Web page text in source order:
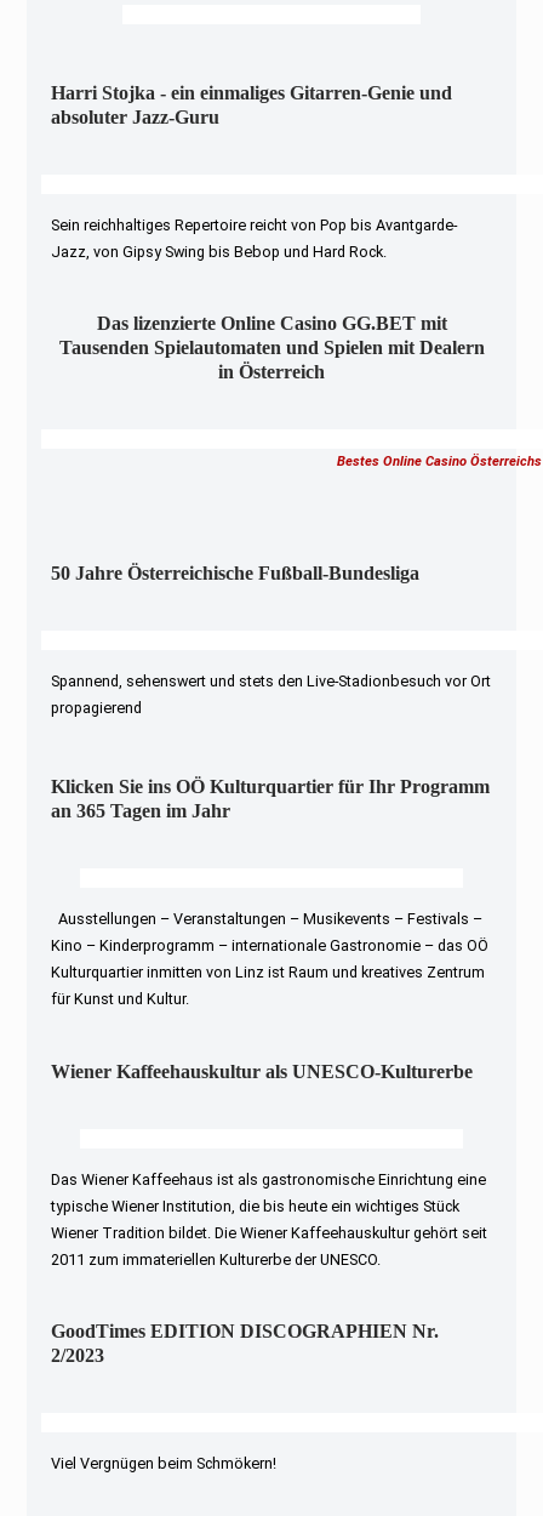
Harri Stojka - ein einmaliges Gitarren-Genie und
absoluter Jazz-Guru
Sein reichhaltiges Repertoire reicht von Pop bis Avantgarde-
Jazz, von Gipsy Swing bis Bebop und Hard Rock.
Das lizenzierte Online Casino GG.BET mit
Tausenden Spielautomaten und Spielen mit Dealern
in Österreich
Bestes Online Casino Österreichs
50 Jahre Österreichische Fußball-Bundesliga
Spannend, sehenswert und stets den Live-Stadionbesuch vor Ort
propagierend
Klicken Sie ins OÖ Kulturquartier für Ihr Programm
an 365 Tagen im Jahr
Ausstellungen – Veranstaltungen – Musikevents – Festivals –
Kino – Kinderprogramm – internationale Gastronomie – das OÖ
Kulturquartier inmitten von Linz ist Raum und kreatives Zentrum
für Kunst und Kultur.
Wiener Kaffeehauskultur als UNESCO-Kulturerbe
Das Wiener Kaffeehaus ist als gastronomische Einrichtung eine
typische Wiener Institution, die bis heute ein wichtiges Stück
Wiener Tradition bildet. Die Wiener Kaffeehauskultur gehört seit
2011 zum immateriellen Kulturerbe der UNESCO.
GoodTimes EDITION DISCOGRAPHIEN Nr.
2/2023
Viel Vergnügen beim Schmökern!